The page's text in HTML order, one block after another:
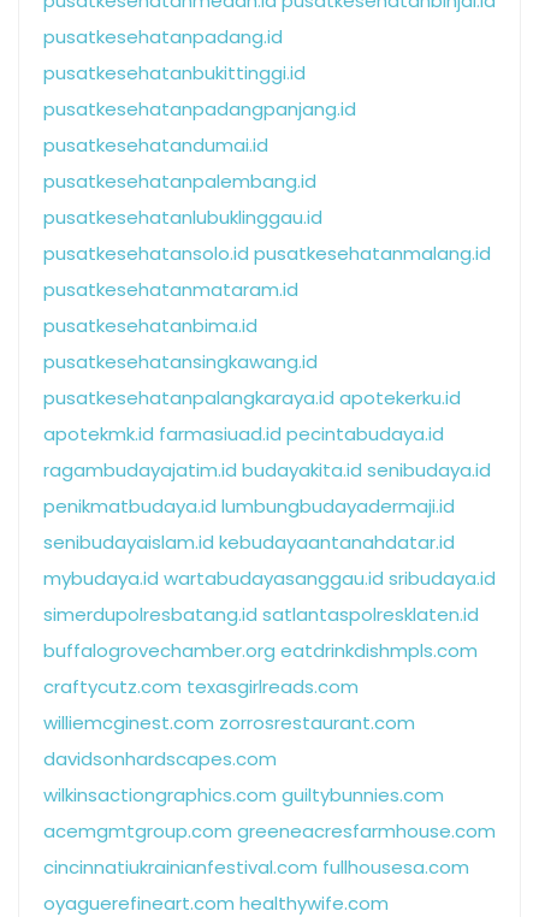
pusatkesehatanpadang.id
pusatkesehatanbukittinggi.id
pusatkesehatanpadangpanjang.id
pusatkesehatandumai.id
pusatkesehatanpalembang.id
pusatkesehatanlubuklinggau.id
pusatkesehatansolo.id pusatkesehatanmalang.id
pusatkesehatanmataram.id
pusatkesehatanbima.id
pusatkesehatansingkawang.id
pusatkesehatanpalangkaraya.id apotekerku.id
apotekmk.id farmasiuad.id pecintabudaya.id
ragambudayajatim.id budayakita.id senibudaya.id
penikmatbudaya.id lumbungbudayadermaji.id
senibudayaislam.id kebudayaantanahdatar.id
mybudaya.id wartabudayasanggau.id sribudaya.id
simerdupolresbatang.id satlantaspolresklaten.id
buffalogrovechamber.org eatdrinkdishmpls.com
craftycutz.com texasgirlreads.com
williemcginest.com zorrosrestaurant.com
davidsonhardscapes.com
wilkinsactiongraphics.com guiltybunnies.com
acemgmtgroup.com greeneacresfarmhouse.com
cincinnatiukrainianfestival.com fullhousesa.com
oyaguerefineart.com healthywife.com